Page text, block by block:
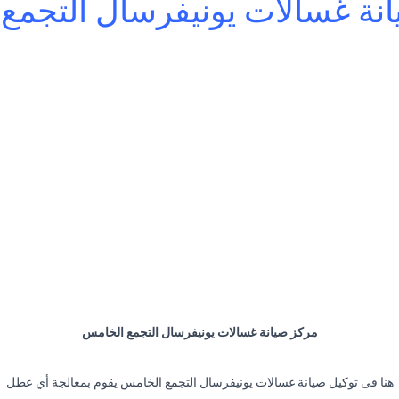
غسالات يونيفرسال
مركز صيانة غسالات يونيفرسال التجمع الخامس
هنا فى توكيل صيانة غسالات يونيفرسال التجمع الخامس يقوم بمعالجة أي عطل